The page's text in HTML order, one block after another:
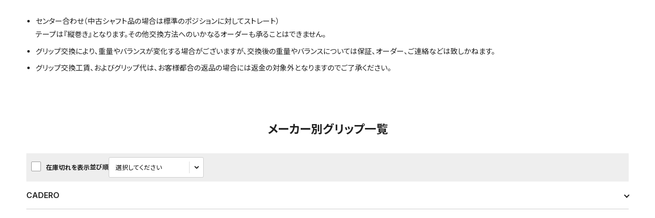
センター合わせ（中古シャフト品の場合は標準のポジションに対してストレート）
テープは『縦巻き』となります。その他交換方法へのいかなるオーダーも承ることはできません。
グリップ交換により、重量やバランスが変化する場合がございますが、交換後の重量やバランスについては保証、オーダー、ご連絡などは致しかねます。
グリップ交換工賃、およびグリップ代は、お客様都合の返品の場合には返金の対象外となりますのでご了承ください。
メーカー別グリップ一覧
在庫切れを表示並び順
CADERO